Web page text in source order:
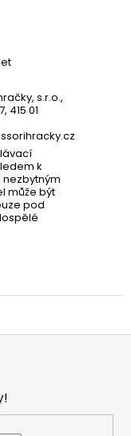
s.r.o.,
415 01
k
může být
pod